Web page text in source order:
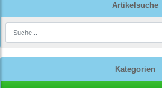
Artikelsuche
Kategorien